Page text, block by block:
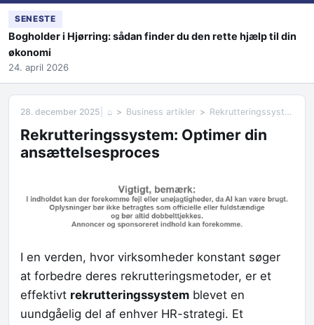
SENESTE
Bogholder i Hjørring: sådan finder du den rette hjælp til din
økonomi
24. april 2026
28. december 2025 ⌂ Business artikler Rekrutteringssystem: Optimer din ansættelsesproces
Rekrutteringssystem: Optimer din
ansættelsesproces
I en verden, hvor virksomheder konstant søger
at forbedre deres rekrutteringsmetoder, er et
effektivt rekrutteringssystem blevet en
uundgåelig del af enhver HR-strategi. Et